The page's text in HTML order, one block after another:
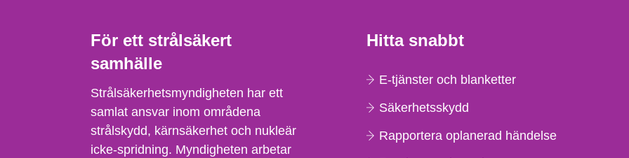
För ett strålsäkert
samhälle
Strålsäkerhetsmyndigheten har ett
samlat ansvar inom områdena
strålskydd, kärnsäkerhet och nukleär
icke-spridning. Myndigheten arbetar
Hitta snabbt
E-tjänster och blanketter
Säkerhetsskydd
Rapportera oplanerad händelse